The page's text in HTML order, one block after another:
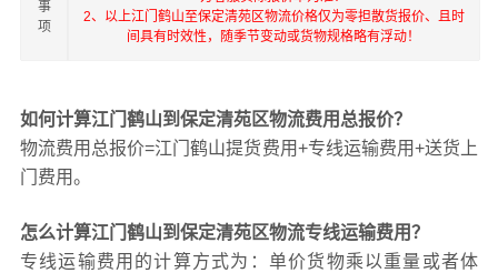
事
项
2、以上江门鹤山至保定清苑区物流价格仅为零担散货报价、且时
间具有时效性，随季节变动或货物规格略有浮动！
如何计算江门鹤山到保定清苑区物流费用总报价？
物流费用总报价=江门鹤山提货费用+专线运输费用+送货上
门费用。
怎么计算江门鹤山到保定清苑区物流专线运输费用？
专线运输费用的计算方式为：单价货物乘以重量或者体